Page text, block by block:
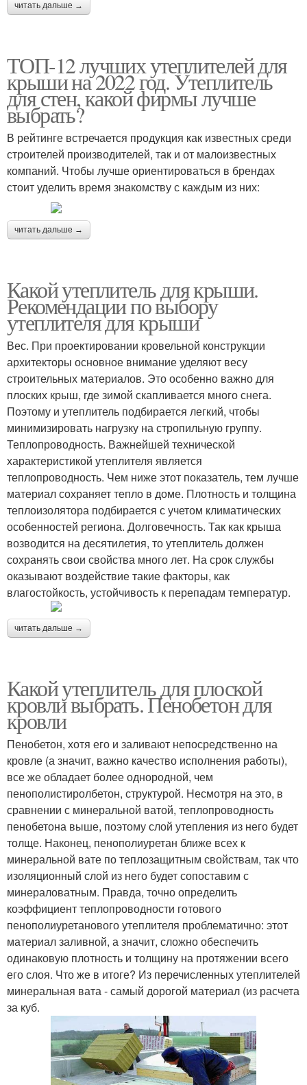
читать дальше →
ТОП-12 лучших утеплителей для
крыши на 2022 год. Утеплитель
для стен, какой фирмы лучше
выбрать?
В рейтинге встречается продукция как известных среди
строителей производителей, так и от малоизвестных
компаний. Чтобы лучше ориентироваться в брендах
стоит уделить время знакомству с каждым из них:
читать дальше →
Какой утеплитель для крыши.
Рекомендации по выбору
утеплителя для крыши
Вес. При проектировании кровельной конструкции
архитекторы основное внимание уделяют весу
строительных материалов. Это особенно важно для
плоских крыш, где зимой скапливается много снега.
Поэтому и утеплитель подбирается легкий, чтобы
минимизировать нагрузку на стропильную группу.
Теплопроводность. Важнейшей технической
характеристикой утеплителя является
теплопроводность. Чем ниже этот показатель, тем лучше
материал сохраняет тепло в доме. Плотность и толщина
теплоизолятора подбирается с учетом климатических
особенностей региона. Долговечность. Так как крыша
возводится на десятилетия, то утеплитель должен
сохранять свои свойства много лет. На срок службы
оказывают воздействие такие факторы, как
влагостойкость, устойчивость к перепадам температур.
читать дальше →
Какой утеплитель для плоской
кровли выбрать. Пенобетон для
кровли
Пенобетон, хотя его и заливают непосредственно на
кровле (а значит, важно качество исполнения работы),
все же обладает более однородной, чем
пенополистиролбетон, структурой. Несмотря на это, в
сравнении с минеральной ватой, теплопроводность
пенобетона выше, поэтому слой утепления из него будет
толще. Наконец, пенополиуретан ближе всех к
минеральной вате по теплозащитным свойствам, так что
изоляционный слой из него будет сопоставим с
минераловатным. Правда, точно определить
коэффициент теплопроводности готового
пенополиуретанового утеплителя проблематично: этот
материал заливной, а значит, сложно обеспечить
одинаковую плотность и толщину на протяжении всего
его слоя. Что же в итоге? Из перечисленных утеплителей
минеральная вата - самый дорогой материал (из расчета
за куб.